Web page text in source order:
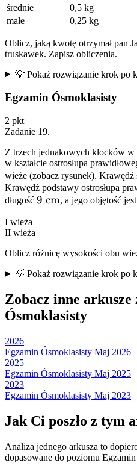
średnie
0,5 kg
małe
0,25 kg
Oblicz, jaką kwotę otrzymał pan
truskawek. Zapisz obliczenia.
💡 Pokaż rozwiązanie krok po
Egzamin Ósmoklasisty
2 pkt
Zadanie 19.
Z trzech jednakowych klocków w
w kształcie ostrosłupa
wieże (zobacz rysunek). Krawędź
Krawędź podstawy ostrosłupa
długość 9\
9 cm, a jego objętość
I wieża
II wieża
Oblicz różnicę wysokości obu
💡 Pokaż rozwiązanie krok po
Zobacz inne
Ósmoklasisty
2026
Egzamin Ósmoklasisty Maj 2026
2025
Egzamin Ósmoklasisty Maj 2025
2023
Egzamin Ósmoklasisty Maj 2023
Jak Ci poszło z tym
Analiza jednego arkusza to
dopasowane do poziomu